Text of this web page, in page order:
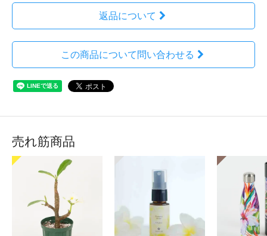
返品について
この商品について問い合わせる
売れ筋商品